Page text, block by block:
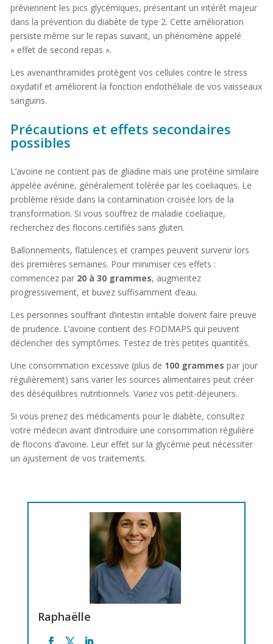
préviennent les pics glycémiques, présentant un intérêt majeur
dans la prévention du diabète de type 2. Cette amélioration
persiste même sur le repas suivant, un phénomène appelé
« effet de second repas ».
Les avenanthramides protègent vos cellules contre le stress
oxydatif et améliorent la fonction endothéliale de vos vaisseaux
sanguins.
Précautions et effets secondaires
possibles
L’avoine ne contient pas de gliadine mais une protéine similaire
appelée avénine, généralement tolérée par les coeliaques. Le
problème réside dans la contamination croisée lors de la
transformation. Si vous souffrez de maladie coeliaque,
recherchez des flocons certifiés sans gluten.
Ballonnements, flatulences et crampes peuvent survenir lors
des premières semaines. Pour minimiser ces effets :
commencez par 20 à 30 grammes, augmentez
progressivement, et buvez suffisamment d’eau.
Les personnes souffrant d’intestin irritable doivent faire preuve
de prudence. L’avoine contient des FODMAPS qui peuvent
déclencher des symptômes. Testez de très petites quantités.
Une consommation excessive (plus de 100 grammes par jour
régulièrement) sans varier les sources alimentaires peut créer
des déséquilibres nutritionnels. Variez vos petit-déjeuners.
Si vous prenez des médicaments pour le diabète, consultez
votre médecin avant d’introduire une consommation régulière
de flocons d’avoine. Leur effet sur la glycémie peut nécessiter
un ajustement de vos traitements.
Raphaëlle